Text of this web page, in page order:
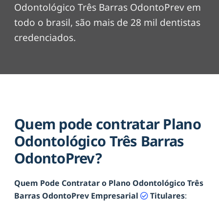
Odontológico Três Barras OdontoPrev em
todo o brasil, são mais de 28 mil dentistas
credenciados.
Quem pode contratar Plano
Odontológico Três Barras
OdontoPrev?
Quem Pode Contratar o Plano Odontológico Três
Barras OdontoPrev Empresarial
Titulares: